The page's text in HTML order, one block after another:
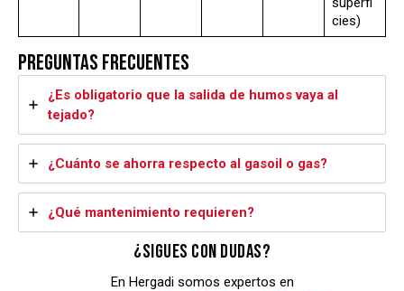
cies)
PREGUNTAS FRECUENTES
¿Es obligatorio que la salida de humos vaya al
tejado?
¿Cuánto se ahorra respecto al gasoil o gas?
¿Qué mantenimiento requieren?
¿SIGUES CON DUDAS?
En Hergadi somos expertos en